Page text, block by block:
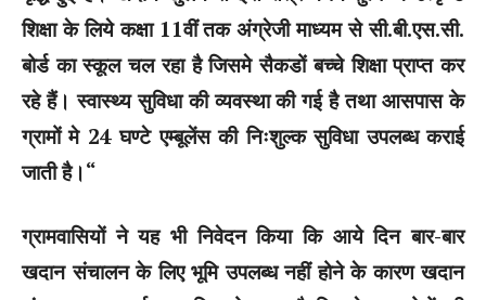
शिक्षा के लिये कक्षा 11वीं तक अंग्रेजी माध्यम से सी.बी.एस.सी.
बोर्ड का स्कूल चल रहा है जिसमे सैकडों बच्चे शिक्षा प्राप्त कर
रहे हैं। स्वास्थ्य सुविधा की व्यवस्था की गई है तथा आसपास के
ग्रामों मे 24 घण्टे एम्बूलेंस की निःशुल्क सुविधा उपलब्ध कराई
जाती है।“
ग्रामवासियों ने यह भी निवेदन किया कि आये दिन बार-बार
खदान संचालन के लिए भूमि उपलब्ध नहीं होने के कारण खदान